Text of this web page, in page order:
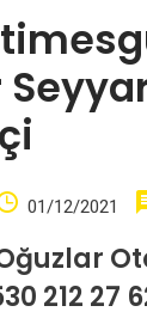
01/12/2021
212 27